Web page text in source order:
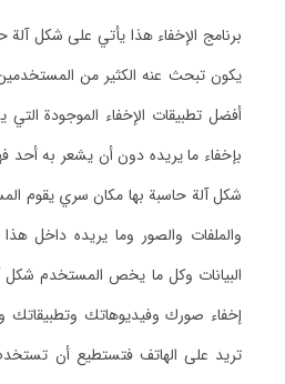
برنامج الإخفاء هذا يأتي على شكل
يكون تبحث عنه الكثير من
أفضل تطبيقات الإخفاء الموجودة
بإخفاء ما يريده دون أن يشعر به أحد
شكل آلة حاسبة بها مكان سري يقوم
والملفات والصور وما يريده داخل
البيانات وكل ما يخص المستخدم شكل
إخفاء صورك وفيديوهاتك
تريد على الهاتف فتستطيع أن